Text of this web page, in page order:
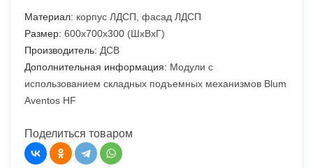
Материал: корпус ЛДСП, фасад ЛДСП
Размер: 600х700х300 (ШхВхГ)
Производитель: ДСВ
Дополнительная информация: Модули с
использованием складных подъемных механизмов Blum
Aventos HF
Поделиться товаром